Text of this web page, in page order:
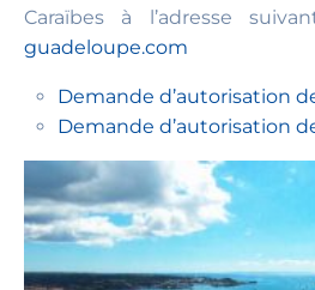
Caraïbes à l’adresse
guadeloupe.com
Demande d’autorisation
Demande d’autorisation